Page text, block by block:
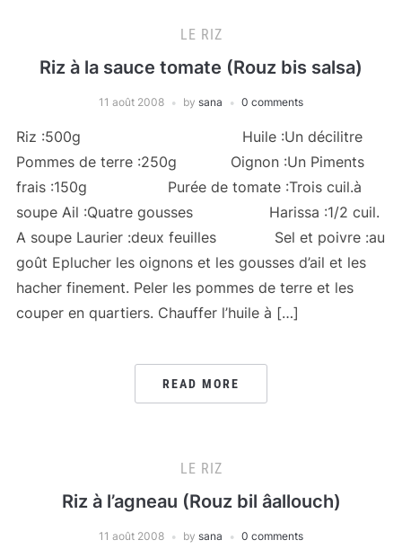
LE RIZ
Riz à la sauce tomate (Rouz bis salsa)
11 août 2008 by sana 0 comments
Riz :500g Huile :Un décilitre
Pommes de terre :250g Oignon :Un Piments
frais :150g Purée de tomate :Trois cuil.à
soupe Ail :Quatre gousses Harissa :1/2 cuil.
A soupe Laurier :deux feuilles Sel et poivre :au
goût Eplucher les oignons et les gousses d’ail et les
hacher finement. Peler les pommes de terre et les
couper en quartiers. Chauffer l’huile à […]
READ MORE
LE RIZ
Riz à l’agneau (Rouz bil âallouch)
11 août 2008 by sana 0 comments